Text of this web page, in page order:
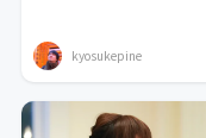
kyosukepine